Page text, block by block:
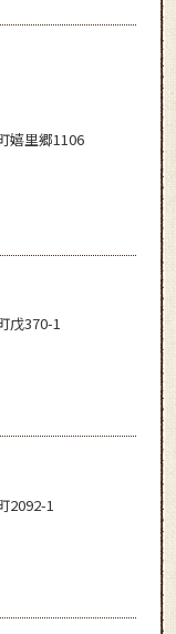
嬉里郷1106
戊370-1
2092-1